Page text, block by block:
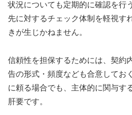
状況についても定期的に確認を行
先に対するチェック体制を軽視す
きが生じかねません。
信頼性を担保するためには、契約
告の形式・頻度なども合意してお
に頼る場合でも、主体的に関与す
肝要です。